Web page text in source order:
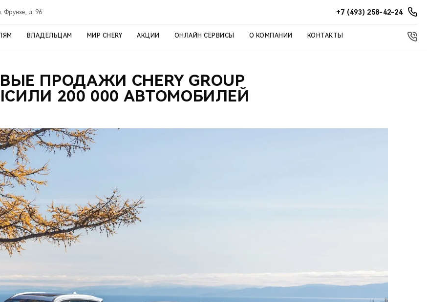
Фрунзе, д. 96 +7 (493) 258-42-24
ВЛАДЕЛЬЦАМ МИР CHERY АКЦИИ ОНЛАЙН СЕРВИСЫ О КОМПАНИИ КОНТАКТЫ
ПРОДАЖИ CHERY GROUP
200 000 АВТОМОБИЛЕЙ